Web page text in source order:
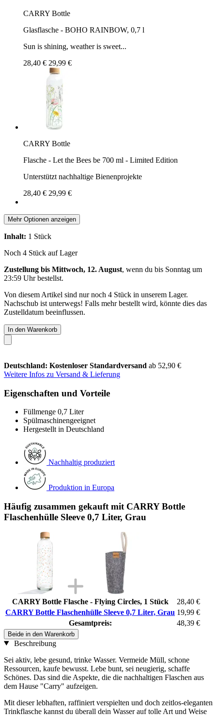
CARRY Bottle
Glasflasche - BOHO RAINBOW, 0,7 l
Sun is shining, weather is sweet...
28,40 € 29,99 €
CARRY Bottle
Flasche - Let the Bees be 700 ml - Limited Edition
Unterstützt nachhaltige Bienenprojekte
28,40 € 29,99 €
Mehr Optionen anzeigen
Inhalt: 1 Stück
Noch 4 Stück auf Lager
Zustellung bis Mittwoch, 12. August, wenn du bis Sonntag um
23:59 Uhrbestellst.
Von diesem Artikel sind nur noch 4 Stück in unserem Lager.
Nachschub ist unterwegs! Falls mehr bestellt wird, könnte dies das
Zustelldatum beeinflussen.
In den Warenkorb
Deutschland: Kostenloser Standardversand ab 52,90 €
Weitere Infos zu Versand & Lieferung
Eigenschaften und Vorteile
Füllmenge 0,7 Liter
Spülmaschinengeeignet
Hergestellt in Deutschland
Nachhaltig produziert
Produktion in Europa
Häufig zusammen gekauft mit CARRY Bottle
Flaschenhülle Sleeve 0,7 Liter, Grau
CARRY Bottle Flasche - Flying Circles, 1 Stück
28,40 €
CARRY Bottle Flaschenhülle Sleeve 0,7 Liter, Grau 19,99 €
Gesamtpreis:
48,39 €
Beide in den Warenkorb
Beschreibung
Sei aktiv, lebe gesund, trinke Wasser. Vermeide Müll, schone
Ressourcen, kaufe bewusst. Lebe bunt, sei neugierig, schaffe
Schönes. Das sind die Aspekte, die die nachhaltigen Flaschen aus
dem Hause "Carry" aufzeigen.
Mit dieser lebhaften, raffiniert verspielten und doch zeitlos-eleganten
Trinkflasche kannst du überall dein Wasser auf tolle Art und Weise